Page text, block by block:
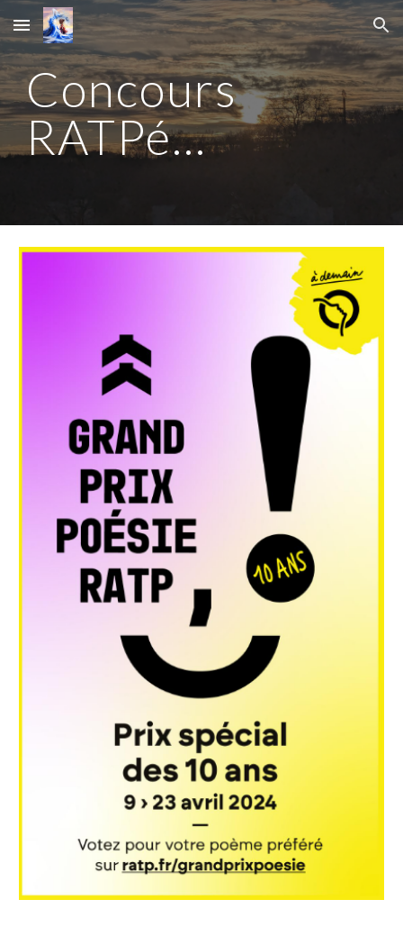
Skip to main content Skip to navigation
Concours
RATPé...